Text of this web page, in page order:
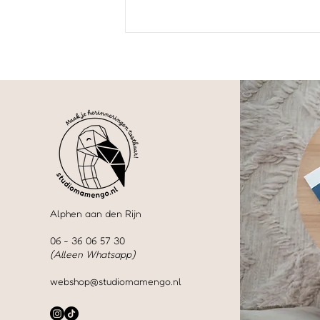
Alphen aan den Rijn
06 - 36 06 57 30
(Alleen Whatsapp)
webshop@studiomamengo.nl